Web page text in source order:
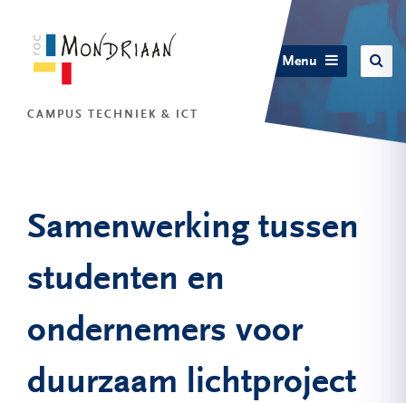
CAMPUS TECHNIEK & ICT
Menu
Samenwerking tussen
studenten en
ondernemers voor
duurzaam lichtproject